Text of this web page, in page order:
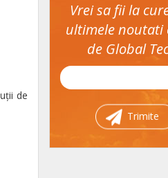
de
Vrei sa fii la
ultimele noutati
de Global
Trimite